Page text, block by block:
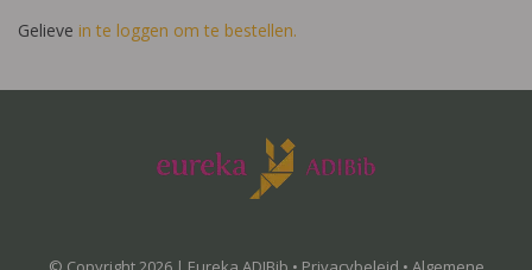
Gelieve in te loggen om te bestellen.